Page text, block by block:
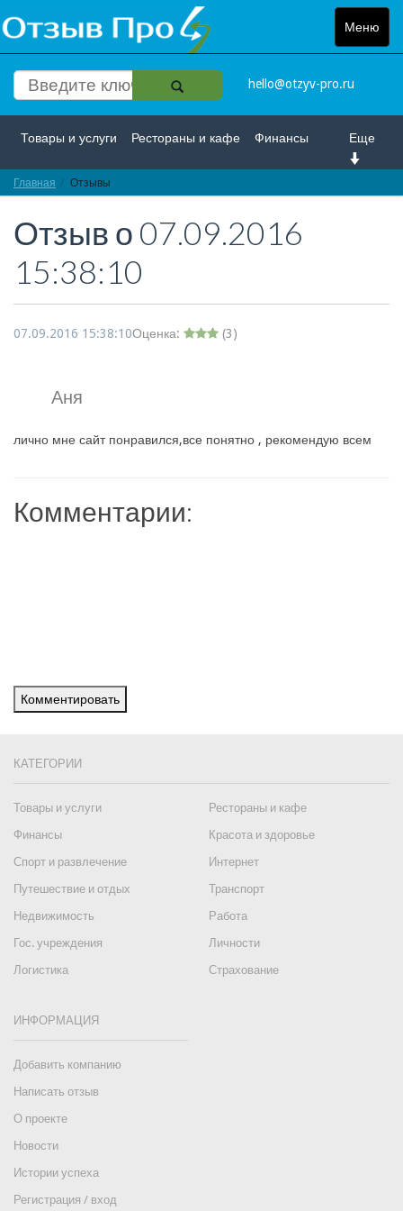
Меню
Toggle
hello@otzyv-pro.ru
Еще
Товары и услуги Рестораны и кафе Финансы
Красота и здоровье
Интернет Путешествие и отдых Транспорт
Недвижимость Работа
Главная Отзывы
Отзыв о 07.09.2016
15:38:10
07.09.2016 15:38:10Оценка: (3)
Аня
лично мне сайт понравился,все понятно , рекомендую всем
Комментарии:
Комментировать
КАТЕГОРИИ
Товары и услуги
Рестораны и кафе
Финансы
Красота и здоровье
Спорт и развлечение
Интернет
Путешествие и отдых
Транспорт
Недвижимость
Работа
Гос. учреждения
Личности
Логистика
Страхование
ИНФОРМАЦИЯ
Добавить компанию
Написать отзыв
О проекте
Новости
Истории успеха
Регистрация / вход